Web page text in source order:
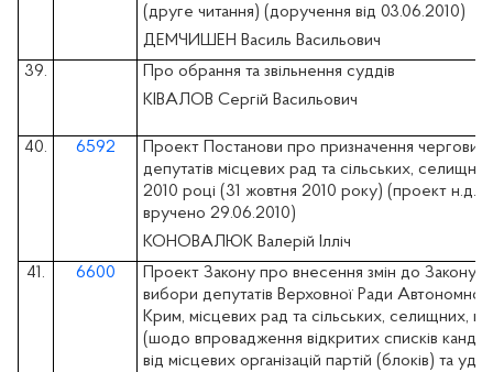
(друге читання) (доручення від 03.06.2010)
ДЕМЧИШЕН Василь Васильович
39.
Про обрання та звільнення суддів
КІВАЛОВ Сергій Васильович
40. 6592
Проект Постанови про призначення чергових
депутатів місцевих рад та сільських,
2010 році (31 жовтня 2010 року) (проект н.д.
вручено 29.06.2010)
КОНОВАЛЮК Валерій Ілліч
41.
6600
Проект Закону про внесення змін до Закону
вибори депутатів Верховної Ради Автономної
Крим, місцевих рад та сільських, селищних,
(шодо впровадження відкритих списків
від місцевих організацій партій (блоків) та